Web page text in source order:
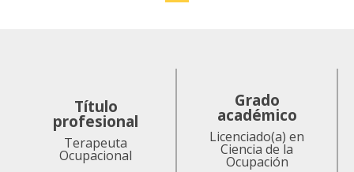
Título
profesional
Terapeuta
Ocupacional
Grado
académico
Licenciado(a) en
Ciencia de la
Ocupación